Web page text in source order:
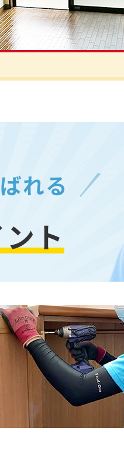
れる
ト